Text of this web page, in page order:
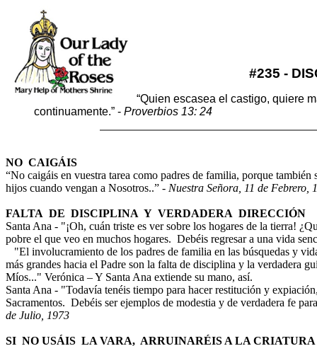
#235 -
“Quien escasea el castigo, quiere
continuamente.” - Proverbios 13: 24
NO CAIGÁIS
“No caigáis en vuestra tarea como padres de familia, porque
hijos cuando vengan a Nosotros..” - Nuestra Señora, 11 de Febrero,
FALTA DE DISCIPLINA Y VERDADERA DIRECCIÓN
Santa Ana - "¡Oh, cuán triste es ver sobre los hogares de la tierra!
pobre el que veo en muchos hogares. Debéis regresar a una vida
"El involucramiento de los padres de familia en las búsquedas y
más grandes hacia el Padre son la falta de disciplina y la verdadera
Míos..." Verónica – Y Santa Ana extiende su mano, así.
Santa Ana - "Todavía tenéis tiempo para hacer restitución y
Sacramentos. Debéis ser ejemplos de modestia y de verdadera fe
de Julio, 1973
SI NO USÁIS LA VARA, ARRUINARÉIS A LA CRIATURA